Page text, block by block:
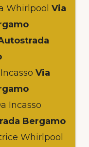
Whirlpool Via
Via
Incasso
Bergamo
Whirlpool